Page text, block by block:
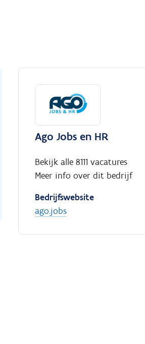
Ago Jobs en HR
Bekijk alle 8111 vacatures
Meer info over dit bedrijf
Bedrijfswebsite
ago.jobs